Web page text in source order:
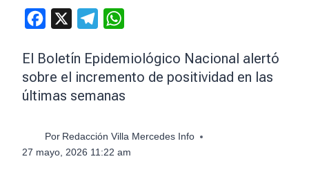
Facebook Telegram
El Boletín Epidemiológico Nacional alertó
sobre el incremento de positividad en las
últimas semanas
Por Redacción Villa Mercedes Info
27 mayo, 2026 11:22 am